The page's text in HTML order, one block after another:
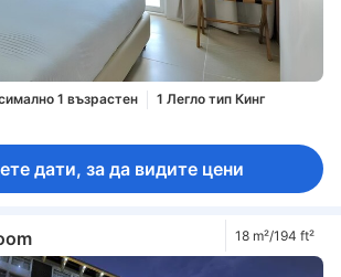
1 възрастен
1 Легло тип Кинг
дати, за да видите цени
18 m²/194 ft²